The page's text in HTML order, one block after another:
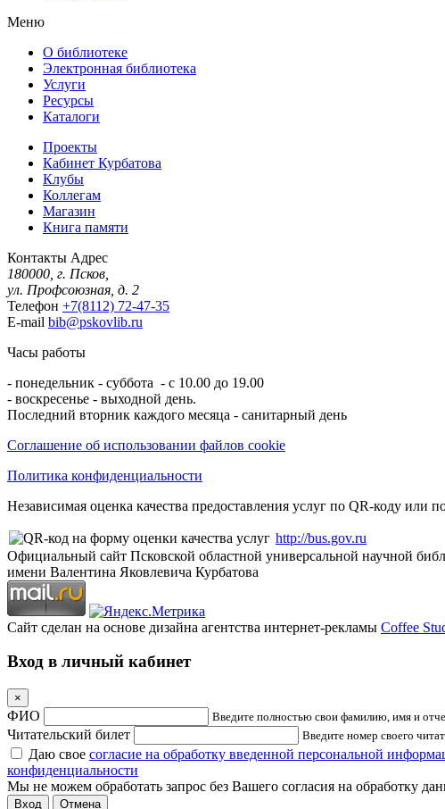
Меню
О библиотеке
Электронная библиотека
Услуги
Ресурсы
Каталоги
Проекты
Кабинет Курбатова
Клубы
Коллегам
Магазин
Книга памяти
Контакты Адрес
180000, г. Псков,
ул. Профсоюзная, д. 2
Телефон +7(8112) 72-47-35
E-mail bib@pskovlib.ru
Часы работы
- понедельник - суббота - с 10.00 до 19.00
- воскресенье - выходной день.
Последний вторник каждого месяца - санитарный день
Соглашение об использовании файлов cookie
Политика конфиденциальности
Независимая оценка качества предоставления услуг по QR-коду или
http://bus.gov.ru
Официальный сайт Псковской областной универсальной научной
имени Валентина Яковлевича Курбатова
Сайт сделан на основе дизайна агентства интернет-рекламы Coffee
Вход в личный кабинет
×
ФИО Введите полностью свои фамилию, имя и
Читательский билет Введите номер своего
Даю свое согласие на обработку введенной персональной
конфиденциальности
Мы не можем обработать запрос без Вашего согласия на обработку
Отмена